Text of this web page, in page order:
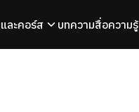
ละคอร์ส บทความสื่อความรู้